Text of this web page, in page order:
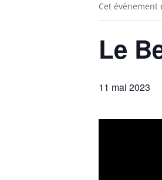
Cet évènement
Le
11 mai 2023